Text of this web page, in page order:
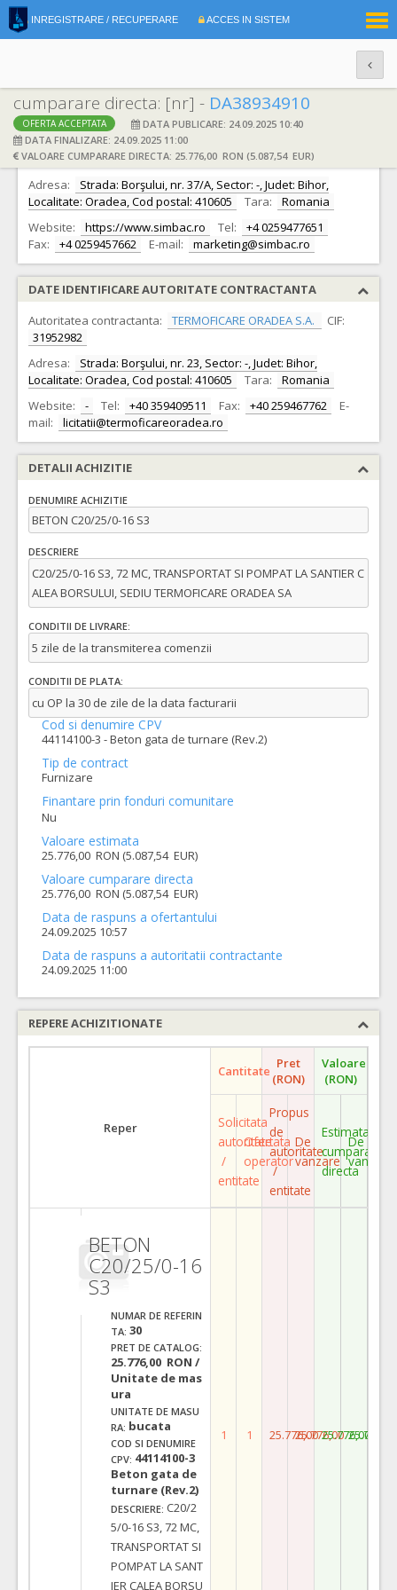
INREGISTRARE / RECUPERARE ACCES IN SISTEM
cumparare directa: [nr] - DA38934910
OFERTA ACCEPTATA
DATA PUBLICARE: 24.09.2025 10:40
DATA FINALIZARE: 24.09.2025 11:00
VALOARE CUMPARARE DIRECTA: 25.776,00 RON (5.087,54 EUR)
DATE IDENTIFICARE OFERTANT
Ofertant: S.C. SIMBAC S.A. CIF: 2717819
Adresa:
Strada: Borşului, nr. 37/A, Sector: -, Judet: Bihor,
Localitate: Oradea, Cod postal: 410605
Tara:
Romania
Website:
https://www.simbac.ro Tel:
+4 0259477651
Fax:
+4 0259457662 E-mail: marketing@simbac.ro
DATE IDENTIFICARE AUTORITATE CONTRACTANTA
Autoritatea contractanta:
TERMOFICARE ORADEA S.A.
CIF:
31952982
Adresa:
Strada: Borşului, nr. 23, Sector: -, Judet: Bihor,
Localitate: Oradea, Cod postal: 410605
Tara:
Romania
Website:
- Tel: +40 359409511 Fax: +40 259467762
E-
mail:
licitatii@termoficareoradea.ro
DETALII ACHIZITIE
DENUMIRE ACHIZITIE
BETON C20/25/0-16 S3
DESCRIERE
C20/25/0-16 S3, 72 MC, TRANSPORTAT SI POMPAT LA SANTIER C
ALEA BORSULUI, SEDIU TERMOFICARE ORADEA SA
CONDITII DE LIVRARE:
5 zile de la transmiterea comenzii
CONDITII DE PLATA:
cu OP la 30 de zile de la data facturarii
Cod si denumire CPV
44114100-3 - Beton gata de turnare (Rev.2)
Tip de contract
Furnizare
Finantare prin fonduri comunitare
Nu
Valoare estimata
25.776,00 RON (5.087,54 EUR)
Valoare cumparare directa
25.776,00 RON (5.087,54 EUR)
Data de raspuns a ofertantului
24.09.2025 10:57
Data de raspuns a autoritatii contractante
24.09.2025 11:00
REPERE ACHIZITIONATE
Reper
Cantitate Pret
(RON)
Valoare
(RON)
Solicitata
autoritate
/
entitate
Ofertata
operator
Propus
de
autoritate
/
entitate
De
vanzare
Estimata
cumparare
directa
De
vanzare
BETON
C20/25/0-16
S3
NUMAR DE REFERIN
TA: 30
PRET DE CATALOG:
25.776,00 RON /
Unitate de mas
ura
UNITATE DE MASU
RA: bucata
COD SI DENUMIRE
CPV: 44114100-3
Beton gata de
turnare (Rev.2)
DESCRIERE: C20/2
5/0-16 S3, 72 MC,
TRANSPORTAT SI
POMPAT LA SANT
IER CALEA BORSU
1 1 25.776,0025.776,0025.776,00